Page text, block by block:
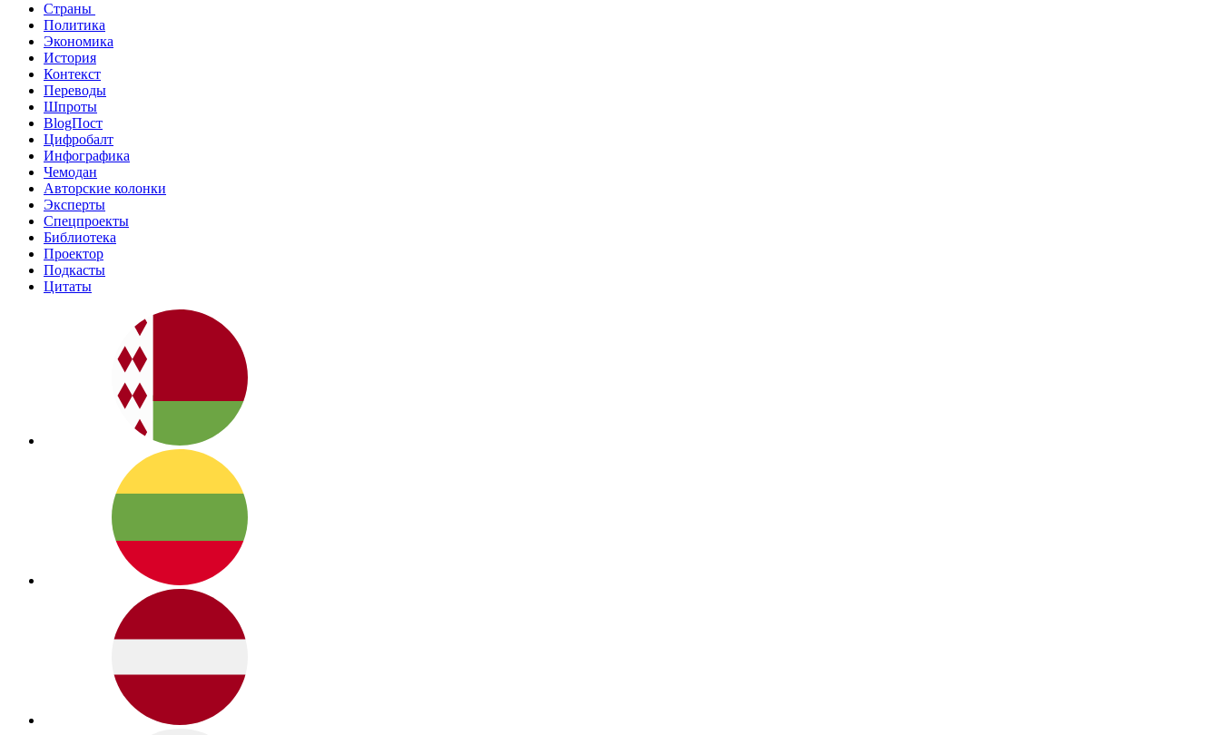
Страны
Политика
Экономика
История
Контекст
Переводы
Шпроты
BlogПост
Цифробалт
Инфографика
Чемодан
Авторские колонки
Эксперты
Спецпроекты
Библиотека
Проектор
Подкасты
Цитаты